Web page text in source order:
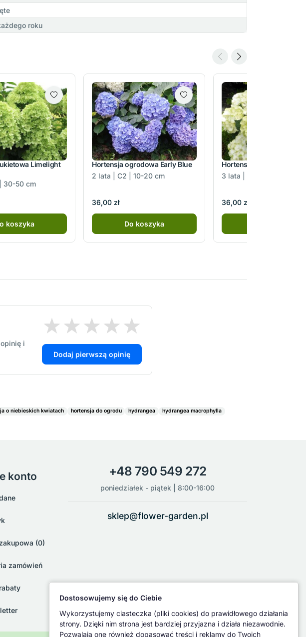
roku
Limelight
30-50 cm
koszyka
Hortensja ogrodowa Early Blue
2 lata | C2 | 10-20 cm
36,00 zł
Do koszyka
Hortensja ogrodowa
3 lata | C2 | 20-30 cm
36,00 zł
i
Dodaj pierwszą opinię
o niebieskich kwiatach hortensja do ogrodu hydrangea
hydrangea macrophylla
konto
(0)
zamówień
+48 790 549 272
poniedziałek - piątek | 8:00-16:00
sklep@flower-garden.pl
Dostosowujemy się do Ciebie
Wykorzystujemy ciasteczka (pliki cookies) do prawidłowego działania
strony. Dzięki nim strona jest bardziej przyjazna i działa niezawodnie.
Pozwalają one również dopasować treści i reklamy do Twoich